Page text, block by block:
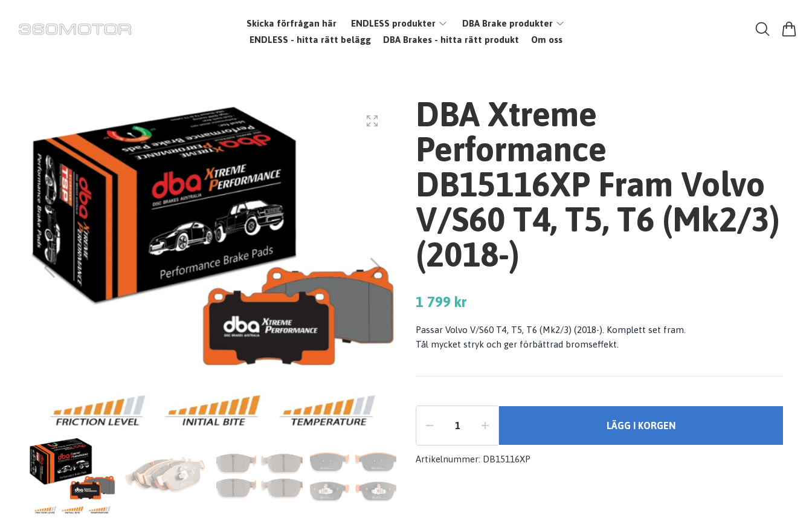
Skicka förfrågan här ENDLESS produkter
DBA Brake produkter
ENDLESS - hitta rätt belägg
DBA Brakes - hitta rätt produkt Om oss
DBA Xtreme
Performance
DB15116XP Fram Volvo
V/S60 T4, T5, T6 (Mk2/3)
(2018-)
1 799 kr
Passar Volvo V/S60 T4, T5, T6 (Mk2/3) (2018-). Komplett set fram.
Tål mycket stryk och ger förbättrad bromseffekt.
LÄGG I KORGEN
Artikelnummer: DB15116XP